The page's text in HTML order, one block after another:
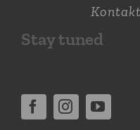
Kontakt
Stay tuned